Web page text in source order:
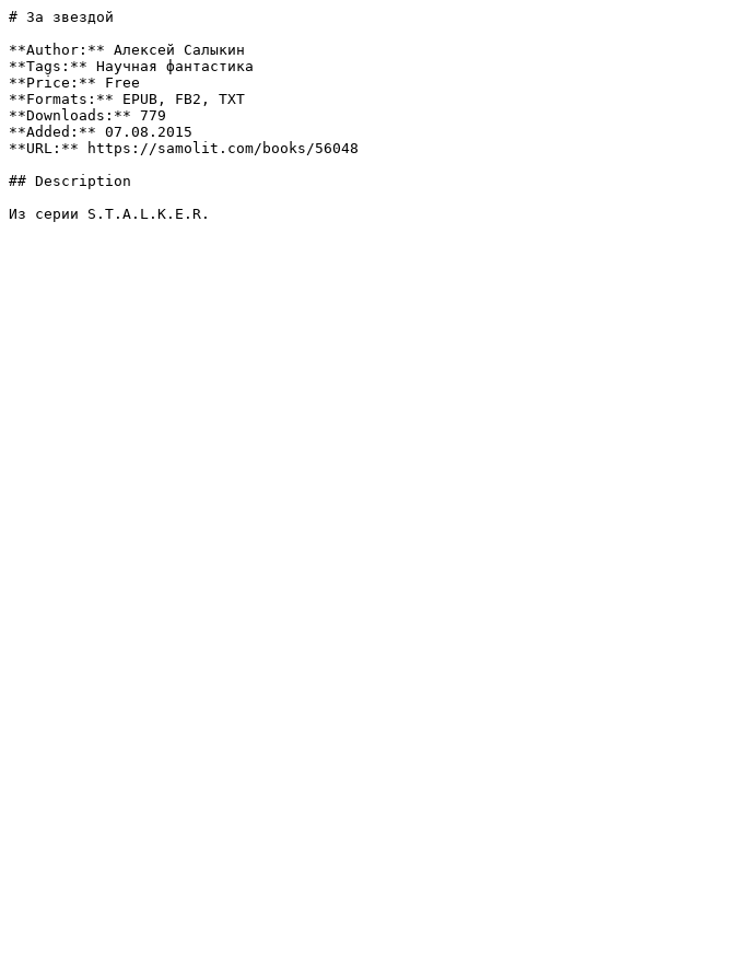
# За звездой
**Author:** Алексей Салыкин
**Tags:** Научная фантастика
**Price:** Free
**Formats:** EPUB, FB2, TXT
**Downloads:** 779
**Added:** 07.08.2015
**URL:** https://samolit.com/books/56048
## Description
Из серии S.T.A.L.K.E.R.